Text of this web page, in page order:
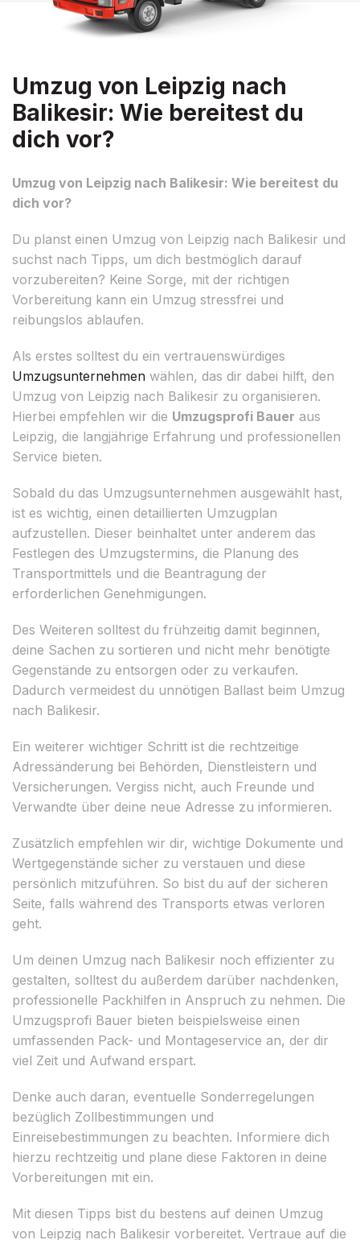
Umzug von Leipzig nach
Balikesir: Wie bereitest du
dich vor?
Umzug von Leipzig nach Balikesir: Wie bereitest du
dich vor?
Du planst einen Umzug von Leipzig nach Balikesir und
suchst nach Tipps, um dich bestmöglich darauf
vorzubereiten? Keine Sorge, mit der richtigen
Vorbereitung kann ein Umzug stressfrei und
reibungslos ablaufen.
Als erstes solltest du ein vertrauenswürdiges
Umzugsunternehmen wählen, das dir dabei hilft, den
Umzug von Leipzig nach Balikesir zu organisieren.
Hierbei empfehlen wir die Umzugsprofi Bauer aus
Leipzig, die langjährige Erfahrung und professionellen
Service bieten.
Sobald du das Umzugsunternehmen ausgewählt hast,
ist es wichtig, einen detaillierten Umzugplan
aufzustellen. Dieser beinhaltet unter anderem das
Festlegen des Umzugstermins, die Planung des
Transportmittels und die Beantragung der
erforderlichen Genehmigungen.
Des Weiteren solltest du frühzeitig damit beginnen,
deine Sachen zu sortieren und nicht mehr benötigte
Gegenstände zu entsorgen oder zu verkaufen.
Dadurch vermeidest du unnötigen Ballast beim Umzug
nach Balikesir.
Ein weiterer wichtiger Schritt ist die rechtzeitige
Adressänderung bei Behörden, Dienstleistern und
Versicherungen. Vergiss nicht, auch Freunde und
Verwandte über deine neue Adresse zu informieren.
Zusätzlich empfehlen wir dir, wichtige Dokumente und
Wertgegenstände sicher zu verstauen und diese
persönlich mitzuführen. So bist du auf der sicheren
Seite, falls während des Transports etwas verloren
geht.
Um deinen Umzug nach Balikesir noch effizienter zu
gestalten, solltest du außerdem darüber nachdenken,
professionelle Packhilfen in Anspruch zu nehmen. Die
Umzugsprofi Bauer bieten beispielsweise einen
umfassenden Pack- und Montageservice an, der dir
viel Zeit und Aufwand erspart.
Denke auch daran, eventuelle Sonderregelungen
bezüglich Zollbestimmungen und
Einreisebestimmungen zu beachten. Informiere dich
hierzu rechtzeitig und plane diese Faktoren in deine
Vorbereitungen mit ein.
Mit diesen Tipps bist du bestens auf deinen Umzug
von Leipzig nach Balikesir vorbereitet. Vertraue auf die